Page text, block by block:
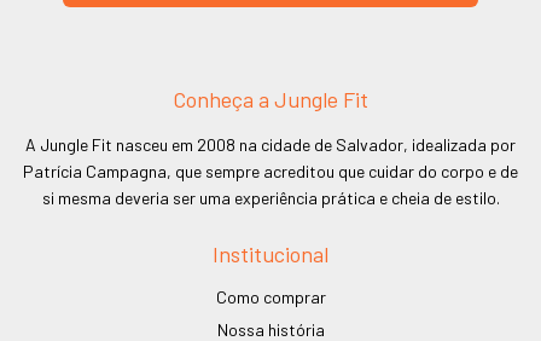
Conheça a Jungle Fit
A Jungle Fit nasceu em 2008 na cidade de Salvador, idealizada por
Patrícia Campagna, que sempre acreditou que cuidar do corpo e de
si mesma deveria ser uma experiência prática e cheia de estilo.
Institucional
Como comprar
Nossa história